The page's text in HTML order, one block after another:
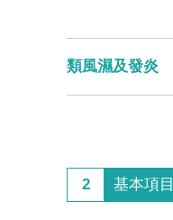
類風濕及發炎
2 基本項目